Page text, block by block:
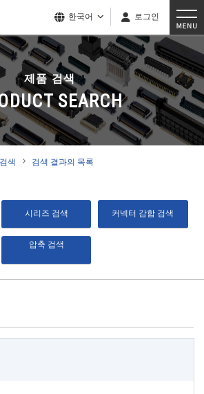
한국어 로그인
제품 검색
SEARCH
색 검색 결과의 목록
시리즈 검색 커넥터 감합 검색
압축 검색